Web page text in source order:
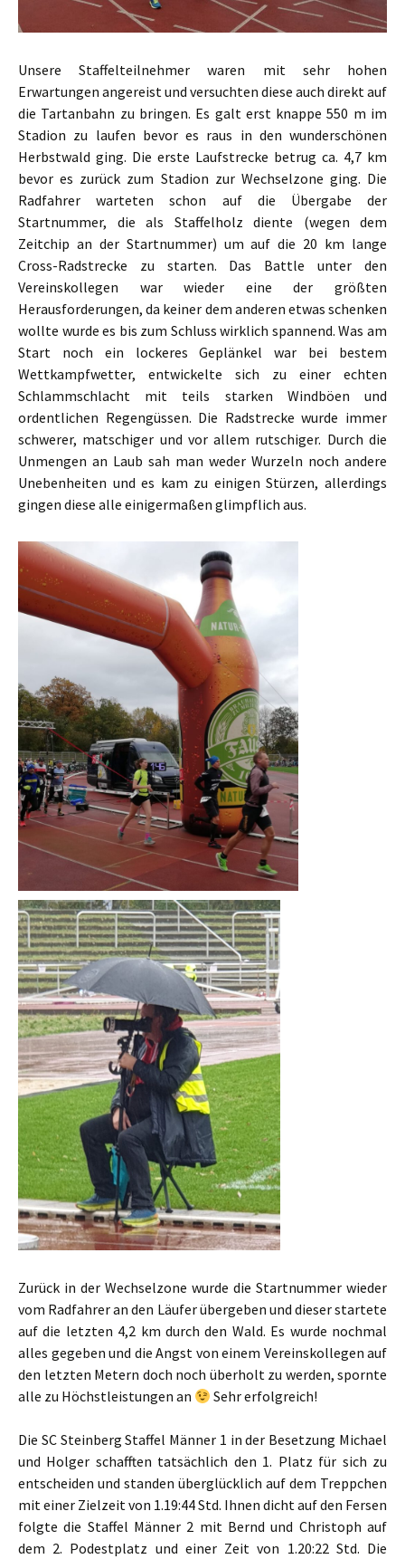
Unsere Staffelteilnehmer waren mit sehr hohen
Erwartungen angereist und versuchten diese auch direkt auf
die Tartanbahn zu bringen. Es galt erst knappe 550 m im
Stadion zu laufen bevor es raus in den wunderschönen
Herbstwald ging. Die erste Laufstrecke betrug ca. 4,7 km
bevor es zurück zum Stadion zur Wechselzone ging. Die
Radfahrer warteten schon auf die Übergabe der
Startnummer, die als Staffelholz diente (wegen dem
Zeitchip an der Startnummer) um auf die 20 km lange
Cross-Radstrecke zu starten. Das Battle unter den
Vereinskollegen war wieder eine der größten
Herausforderungen, da keiner dem anderen etwas schenken
wollte wurde es bis zum Schluss wirklich spannend. Was am
Start noch ein lockeres Geplänkel war bei bestem
Wettkampfwetter, entwickelte sich zu einer echten
Schlammschlacht mit teils starken Windböen und
ordentlichen Regengüssen. Die Radstrecke wurde immer
schwerer, matschiger und vor allem rutschiger. Durch die
Unmengen an Laub sah man weder Wurzeln noch andere
Unebenheiten und es kam zu einigen Stürzen, allerdings
gingen diese alle einigermaßen glimpflich aus.
Zurück in der Wechselzone wurde die Startnummer wieder
vom Radfahrer an den Läufer übergeben und dieser startete
auf die letzten 4,2 km durch den Wald. Es wurde nochmal
alles gegeben und die Angst von einem Vereinskollegen auf
den letzten Metern doch noch überholt zu werden, spornte
alle zu Höchstleistungen an
Sehr erfolgreich!
Die SC Steinberg Staffel Männer 1 in der Besetzung Michael
und Holger schafften tatsächlich den 1. Platz für sich zu
entscheiden und standen überglücklich auf dem Treppchen
mit einer Zielzeit von 1.19:44 Std. Ihnen dicht auf den Fersen
folgte die Staffel Männer 2 mit Bernd und Christoph auf
dem 2. Podestplatz und einer Zeit von 1.20:22 Std. Die